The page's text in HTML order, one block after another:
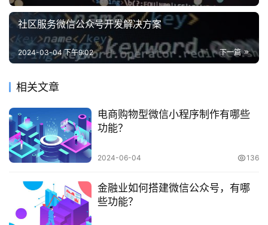
社区服务微信公众号开发解决方案
下一篇
2024-03-04 下午9:02
相关文章
电商购物型微信小程序制作有哪些
功能？
2024-06-04 136
金融业如何搭建微信公众号，有哪
些功能？